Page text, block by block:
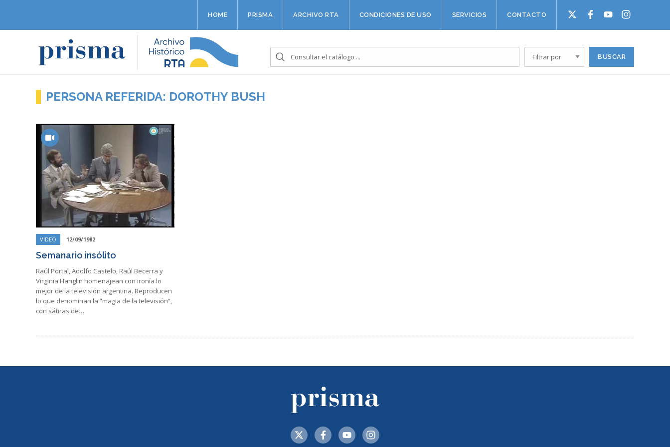
HOME PRISMA ARCHIVO RTA CONDICIONES DE USO SERVICIOS CONTACTO
PERSONA REFERIDA: DOROTHY BUSH
VIDEO 12/09/1982
Semanario insólito
Raúl Portal, Adolfo Castelo, Raúl Becerra y
Virginia Hanglin homenajean con ironía lo
mejor de la televisión argentina. Reproducen
lo que denominan la “magia de la televisión”,
con sátiras de…